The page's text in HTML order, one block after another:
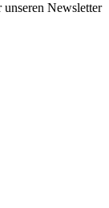
Newsletter